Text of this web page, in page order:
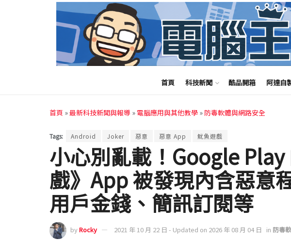
首頁 科技新聞 酷品開箱 阿達自
首頁 »最新科技新聞與報導 » 電腦應用與其他教學 » 防毒軟體與網路安全
Tags: Android Joker 惡意 惡意 App 魷魚遊戲
小心別亂載！Google
戲》App 被發現內含惡意
用戶金錢、簡訊訂閱等
byRocky 2021 年 10 月 22 日 - Updated on 2026 年 08 月 04 日 in 防毒